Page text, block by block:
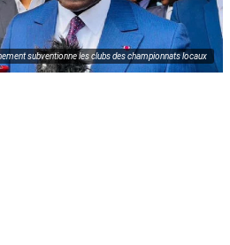
subventionne les clubs des championnats locaux